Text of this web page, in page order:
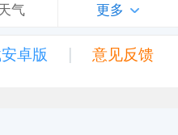
气 更多
卓版 | 意见反馈